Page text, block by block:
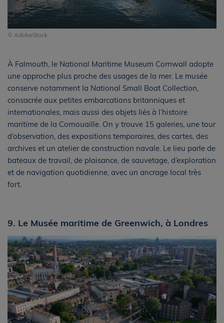
© AdobeStock
À Falmouth, le National Maritime Museum Cornwall adopte
une approche plus proche des usages de la mer. Le musée
conserve notamment la National Small Boat Collection,
consacrée aux petites embarcations britanniques et
internationales, mais aussi des objets liés à l’histoire
maritime de la Cornouaille. On y trouve 15 galeries, une tour
d’observation, des expositions temporaires, des cartes, des
archives et un atelier de construction navale. Le lieu parle de
bateaux de travail, de plaisance, de sauvetage, d’exploration
et de navigation quotidienne, avec un ancrage local très
fort.
9. Le Musée maritime de Greenwich, à Londres